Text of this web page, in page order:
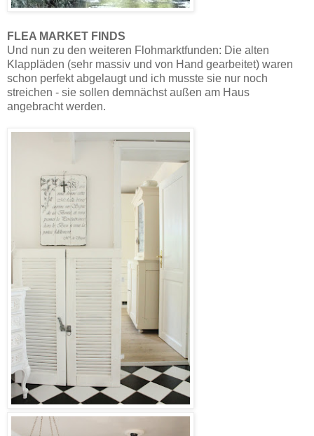
FLEA MARKET FINDS
Und nun zu den weiteren Flohmarktfunden: Die alten
Klappläden (sehr massiv und von Hand gearbeitet) waren
schon perfekt abgelaugt und ich musste sie nur noch
streichen - sie sollen demnächst außen am Haus
angebracht werden.